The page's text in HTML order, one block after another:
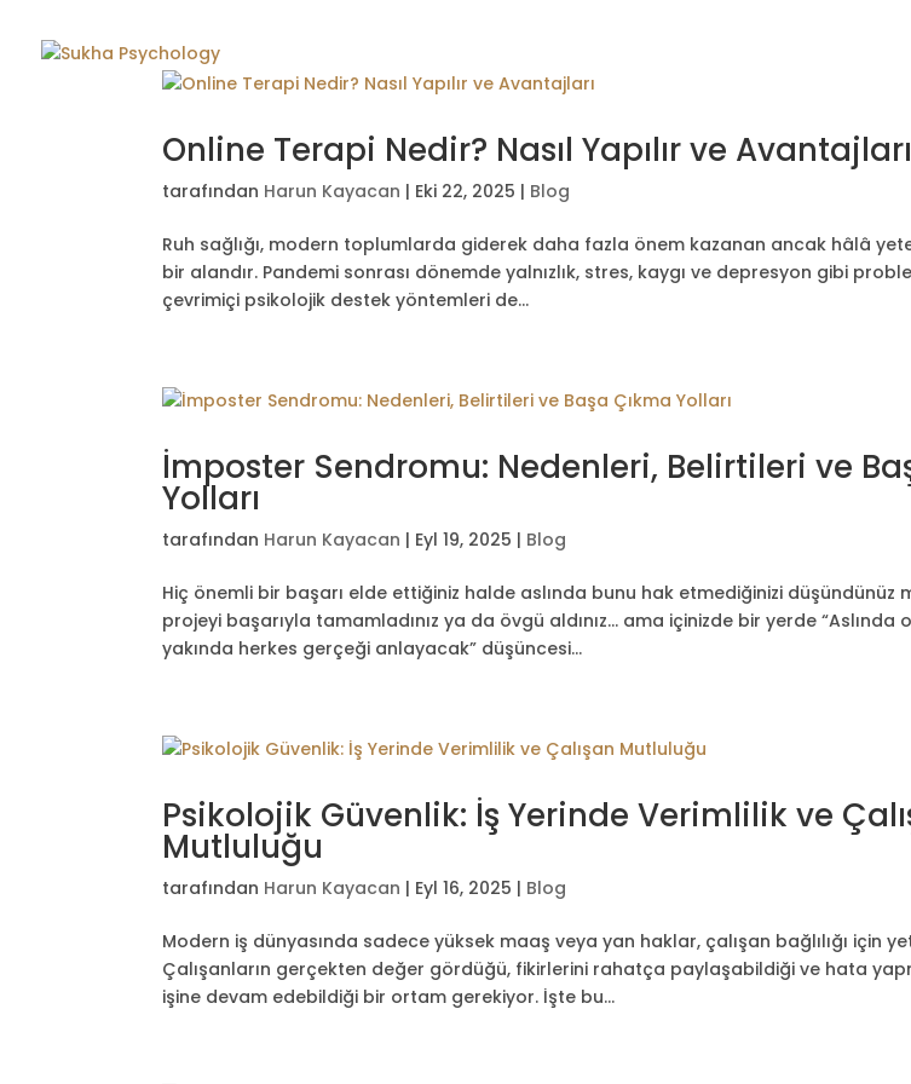
Online Terapi Nedir? Nasıl Yapılır ve Avantajları
tarafından Harun Kayacan | Eki 22, 2025 | Blog
Ruh sağlığı, modern toplumlarda giderek daha fazla önem kazanan ancak hâlâ
bir alandır. Pandemi sonrası dönemde yalnızlık, stres, kaygı ve depresyon gibi
çevrimiçi psikolojik destek yöntemleri de...
İmposter Sendromu: Nedenleri, Belirtileri ve
Yolları
tarafından Harun Kayacan | Eyl 19, 2025 | Blog
Hiç önemli bir başarı elde ettiğiniz halde aslında bunu hak etmediğinizi düşündünüz
projeyi başarıyla tamamladınız ya da övgü aldınız… ama içinizde bir yerde “Aslında
yakında herkes gerçeği anlayacak” düşüncesi...
Psikolojik Güvenlik: İş Yerinde Verimlilik ve
Mutluluğu
tarafından Harun Kayacan | Eyl 16, 2025 | Blog
Modern iş dünyasında sadece yüksek maaş veya yan haklar, çalışan bağlılığı için
Çalışanların gerçekten değer gördüğü, fikirlerini rahatça paylaşabildiği ve hata
işine devam edebildiği bir ortam gerekiyor. İşte bu...